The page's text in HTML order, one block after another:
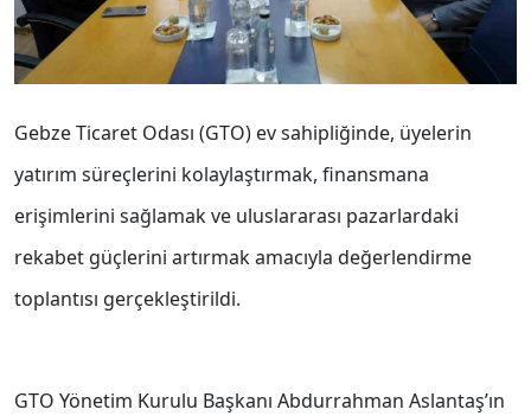
Gebze Ticaret Odası (GTO) ev sahipliğinde, üyelerin
yatırım süreçlerini kolaylaştırmak, finansmana
erişimlerini sağlamak ve uluslararası pazarlardaki
rekabet güçlerini artırmak amacıyla değerlendirme
toplantısı gerçekleştirildi.
GTO Yönetim Kurulu Başkanı Abdurrahman Aslantaş’ın